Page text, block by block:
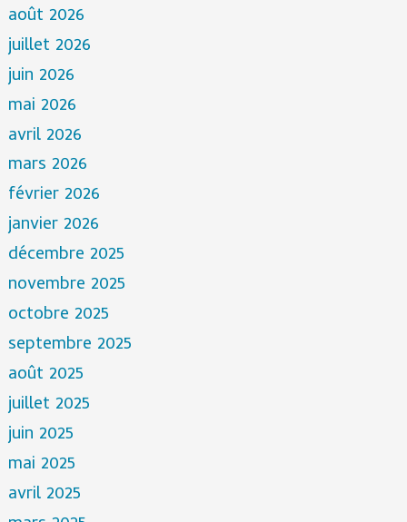
août 2026
juillet 2026
juin 2026
mai 2026
avril 2026
mars 2026
février 2026
janvier 2026
décembre 2025
novembre 2025
octobre 2025
septembre 2025
août 2025
juillet 2025
juin 2025
mai 2025
avril 2025